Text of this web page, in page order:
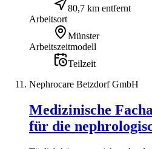
80,7 km entfernt
Arbeitsort
Münster
Arbeitszeitmodell
Teilzeit
Nephrocare Betzdorf GmbH
Medizinische
für die